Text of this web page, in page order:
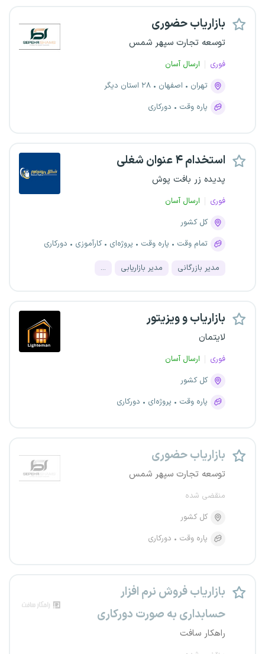
بازاریاب حضوری
توسعه تجارت سپهر شمس
فوری
ارسال آسان
تهران
اصفهان
۲۸ استان دیگر
پاره وقت
دورکاری
استخدام ۴ عنوان شغلی
پدیده زر بافت پوش
فوری
ارسال آسان
کل کشور
تمام وقت
پاره وقت پروژه‌ای کارآموزی دورکاری
مدیر بازرگانی مدیر بازاریابی ...
بازاریاب و ویزیتور
لایتمان
فوری
ارسال آسان
کل کشور
پاره وقت
پروژه‌ای دورکاری
بازاریاب حضوری
توسعه تجارت سپهر شمس
منقضی شده
کل کشور
پاره وقت
دورکاری
بازاریاب فروش نرم افزار
حسابداری به صورت دورکاری
راهکار سافت